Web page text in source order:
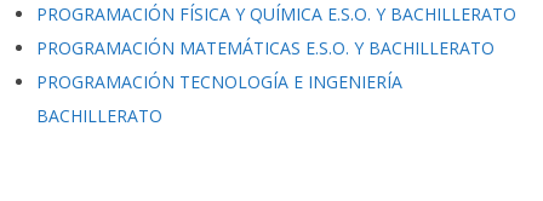
PROGRAMACIÓN FÍSICA Y QUÍMICA E.S.O. Y BACHILLERATO
PROGRAMACIÓN MATEMÁTICAS E.S.O. Y BACHILLERATO
PROGRAMACIÓN TECNOLOGÍA E INGENIERÍA
BACHILLERATO